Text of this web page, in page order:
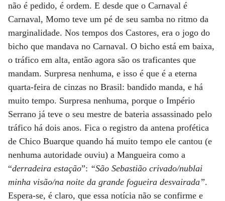
não é pedido, é ordem. E desde que o Carnaval é
Carnaval, Momo teve um pé de seu samba no ritmo da
marginalidade. Nos tempos dos Castores, era o jogo do
bicho que mandava no Carnaval. O bicho está em baixa,
o tráfico em alta, então agora são os traficantes que
mandam. Surpresa nenhuma, e isso é que é a eterna
quarta-feira de cinzas no Brasil: bandido manda, e há
muito tempo. Surpresa nenhuma, porque o Império
Serrano já teve o seu mestre de bateria assassinado pelo
tráfico há dois anos. Fica o registro da antena profética
de Chico Buarque quando há muito tempo ele cantou (e
nenhuma autoridade ouviu) a Mangueira como a
“derradeira estação”: “São Sebastião crivado/nublai
minha visão/na noite da grande fogueira desvairada”.
Espera-se, é claro, que essa notícia não se confirme e